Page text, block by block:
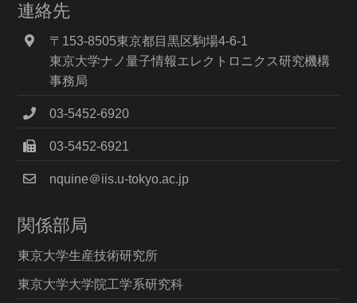
連絡先
〒153-8505東京都目黒区駒場4-6-1
東京大学ナノ量子情報エレクトロニクス研究機構
事務局
03-5452-6920
03-5452-6921
nquine＠iis.u-tokyo.ac.jp
関係部局
東京大学生産技術研究所
東京大学大学院工学系研究科